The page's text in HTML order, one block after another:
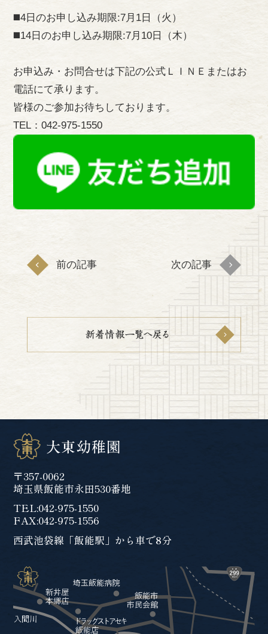
◼️4日のお申し込み期限:7月1日（火）
◼️14日のお申し込み期限:7月10日（木）
お申込み・お問合せは下記の公式ＬＩＮＥまたはお
電話にて承ります。
皆様のご参加お待ちしております。
TEL：042-975-1550
前の記事 次の記事
〒357-0062
埼玉県飯能市永田530番地
TEL:042-975-1550
FAX:042-975-1556
西武池袋線「飯能駅」から車で8分